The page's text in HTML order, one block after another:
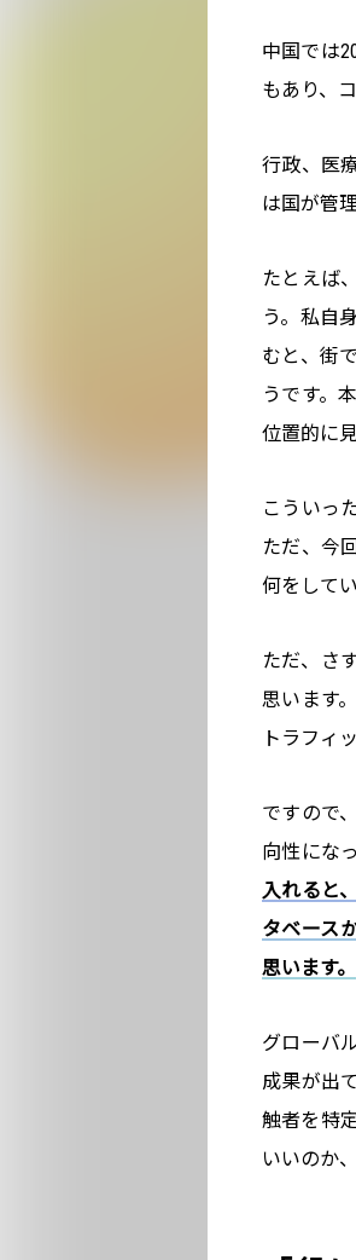
中国では
もあり、
行政、医
は国が管
たとえば
う。私自
むと、街
うです。
位置的に
こういっ
ただ、今
何をして
ただ、さ
思います
トラフィ
ですので
向性にな
入れると
タベース
思います。
グローバ
成果が出
触者を特
いいのか